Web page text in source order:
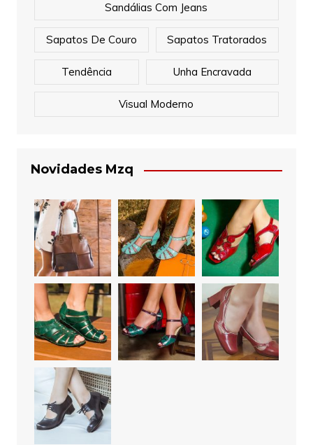
Sandálias Com Jeans
Sapatos De Couro Sapatos Tratorados
Tendência Unha Encravada
Visual Moderno
Novidades Mzq